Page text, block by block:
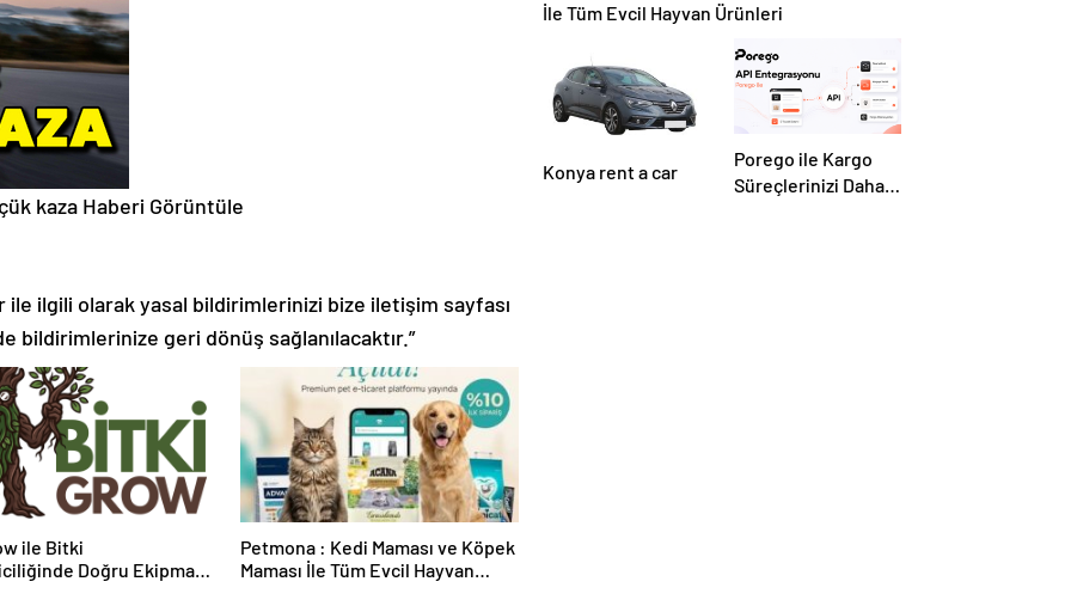
kaza Haberi Görüntüle
ile ilgili olarak yasal bildirimlerinizi bize iletişim sayfası
bildirimlerinize geri dönüş sağlanılacaktır.”
ile Bitki
Doğru Ekipman
Petmona : Kedi Maması ve Köpek
Maması İle Tüm Evcil Hayvan
İle Tüm Evcil Hayvan Ürünleri
Konya rent a car
Porego ile Kargo
Süreçlerinizi Daha